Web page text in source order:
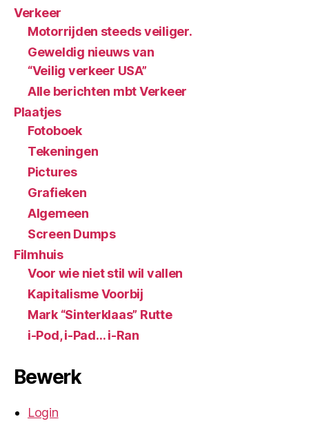
Verkeer
Motorrijden steeds veiliger.
Geweldig nieuws van
“Veilig verkeer USA”
Alle berichten mbt Verkeer
Plaatjes
Fotoboek
Tekeningen
Pictures
Grafieken
Algemeen
Screen Dumps
Filmhuis
Voor wie niet stil wil vallen
Kapitalisme Voorbij
Mark “Sinterklaas” Rutte
i-Pod, i-Pad… i-Ran
Bewerk
Login